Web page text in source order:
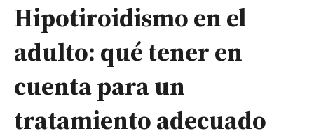
Hipotiroidismo en el
adulto: qué tener en
cuenta para un
tratamiento adecuado